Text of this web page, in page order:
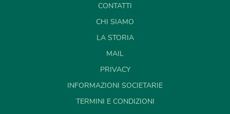
CONTATTI
CHI SIAMO
LA STORIA
MAIL
PRIVACY
INFORMAZIONI SOCIETARIE
TERMINI E CONDIZIONI